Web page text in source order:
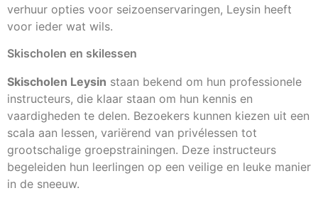
verhuur opties voor seizoenservaringen, Leysin heeft
voor ieder wat wils.
Skischolen en skilessen
Skischolen Leysin staan bekend om hun professionele
instructeurs, die klaar staan om hun kennis en
vaardigheden te delen. Bezoekers kunnen kiezen uit een
scala aan lessen, variërend van privélessen tot
grootschalige groepstrainingen. Deze instructeurs
begeleiden hun leerlingen op een veilige en leuke manier
in de sneeuw.